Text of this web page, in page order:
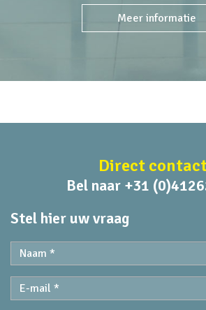
Meer informatie
Direct
Bel naar +31
Stel hier uw vraag